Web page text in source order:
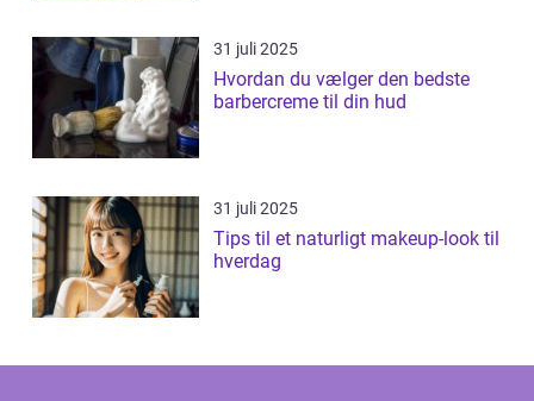
31 juli 2025
Hvordan du vælger den bedste
barbercreme til din hud
31 juli 2025
Tips til et naturligt makeup-look til
hverdag